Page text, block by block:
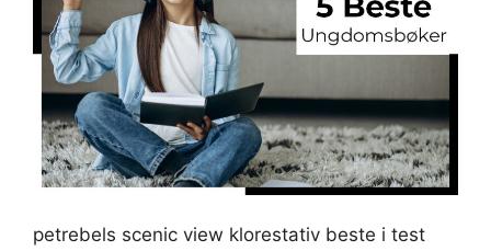
petrebels scenic view klorestativ beste i test